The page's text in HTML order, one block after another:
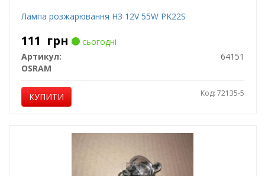
Лампа розжарювання H3 12V 55W PK22S
111 грн
сьогодні
Артикул:
64151
OSRAM
КУПИТИ Код: 72135-5